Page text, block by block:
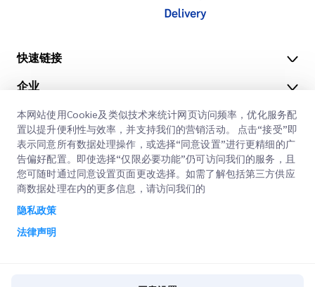
快速链接
办公地点
获取报价
客户登录
注册
查询订单
企业
关于我们
职业
博客
ESG
CSP
我们的服务
快速清关
本网站使用Cookie及类似技术来统计网页访问频率，优化服务配
置以提升便利性与效率，并支持我们的营销活动。 点击“接受”即
表示同意所有数据处理操作，或选择“同意设置”进行更精细的广
告偏好配置。即使选择“仅限必要功能”仍可访问我们的服务，且
您可随时通过同意设置页面更改选择。如需了解包括第三方供应
商数据处理在内的更多信息，请访问我们的
隐私政策
法律声明